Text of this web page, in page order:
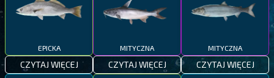
EPICKA
CZYTAJ WIĘCEJ
MITYCZNA
CZYTAJ WIĘCEJ
MITYCZNA
CZYTAJ WIĘCEJ